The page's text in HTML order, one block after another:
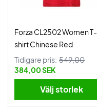
Forza CL2502 Women T-
shirt Chinese Red
Tidigare pris: 549,00
384,00 SEK
Välj storlek